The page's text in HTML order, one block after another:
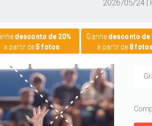
2026/05/24 |
desconto de 20%
a partir de5 fotos
Ganhe desconto de
a partir de 8 fotos